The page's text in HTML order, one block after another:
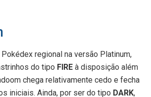
regional na versão Platinum,
do tipo FIRE à disposição além
chega relativamente cedo e fecha
iniciais. Ainda, por ser do tipo DARK,